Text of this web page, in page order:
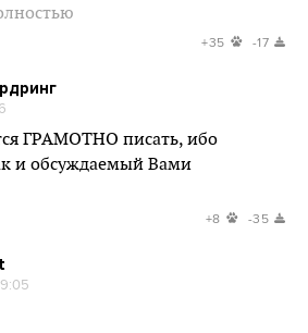
+35 -17
ГРАМОТНО писать, ибо
и обсуждаемый Вами
+8 -35